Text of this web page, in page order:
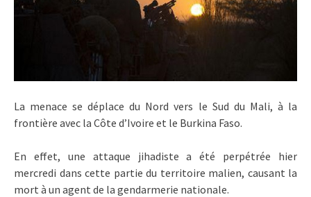
La menace se déplace du Nord vers le Sud du Mali, à la
frontière avec la Côte d’Ivoire et le Burkina Faso.
En effet, une attaque jihadiste a été perpétrée hier
mercredi dans cette partie du territoire malien, causant la
mort à un agent de la gendarmerie nationale.